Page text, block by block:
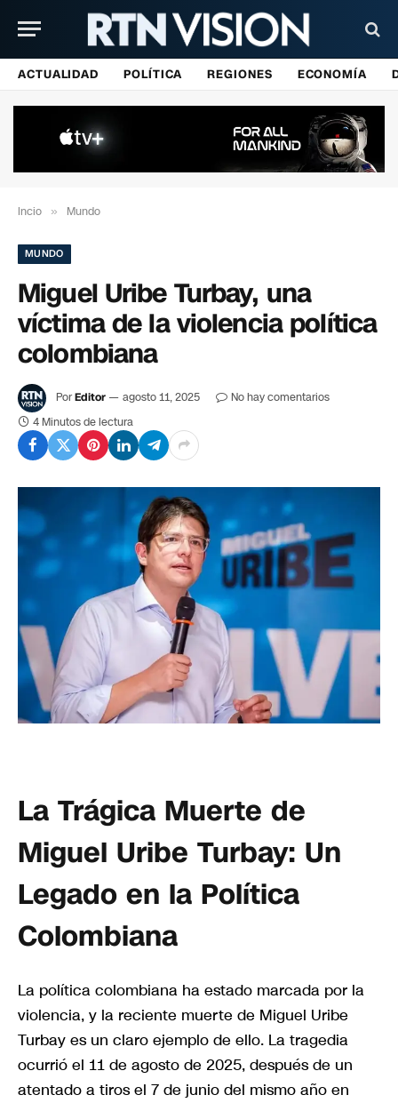
ACTUALIDAD POLÍTICA REGIONES ECONOMÍA
Incio » Mundo
MUNDO
Miguel Uribe Turbay, una
víctima de la violencia política
colombiana
PorEditor agosto 11, 2025
No hay comentarios
4 Minutos de lectura
La Trágica Muerte de
Miguel Uribe Turbay: Un
Legado en la Política
Colombiana
La política colombiana ha estado marcada por la
violencia, y la reciente muerte de Miguel Uribe
Turbay es un claro ejemplo de ello. La tragedia
ocurrió el 11 de agosto de 2025, después de un
atentado a tiros el 7 de junio del mismo año en